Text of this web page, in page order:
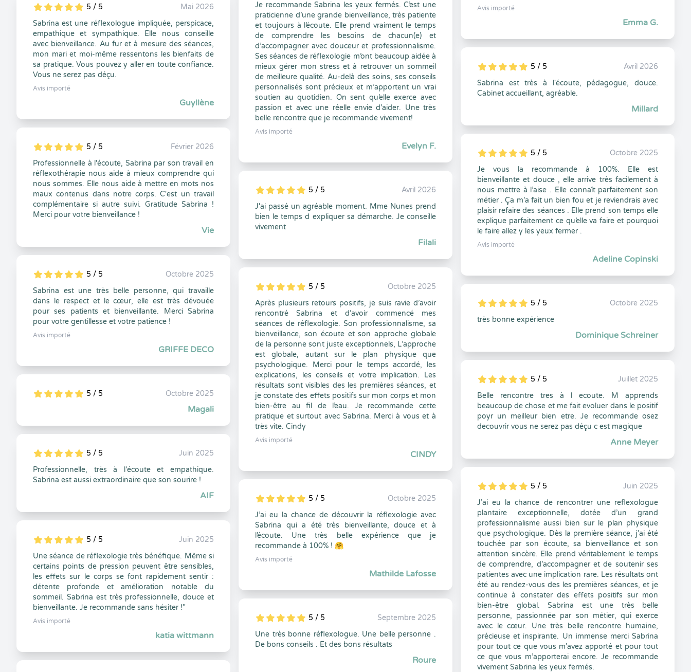
5
1
5
0 5 / 5
Mai 2026
Sabrina est une réflexologue impliquée, perspicace,
empathique et sympathique. Elle nous conseille
avec bienveillance. Au fur et à mesure des séances,
mon mari et moi-même ressentons les bienfaits de
sa pratique. Vous pouvez y aller en toute confiance.
Vous ne serez pas déçu.
Avis importé
Guyllène
5
1
5
0 5 / 5
Février 2026
Professionnelle à l'écoute, Sabrina par son travail en
réflexothérapie nous aide à mieux comprendre qui
nous sommes. Elle nous aide à mettre en mots nos
maux contenus dans notre corps. C'est un travail
complémentaire si autre suivi. Gratitude Sabrina !
Merci pour votre bienveillance !
Vie
5
1
5
0 5 / 5
Octobre 2025
Sabrina est une très belle personne, qui travaille
dans le respect et le cœur, elle est très dévouée
pour ses patients et bienveillante. Merci Sabrina
pour votre gentillesse et votre patience !
Avis importé
GRIFFE DECO
5
1
5
0 5 / 5 Octobre 2025
Magali
5
1
5
0 5 / 5
Juin 2025
Professionnelle, très à l'écoute et empathique.
Sabrina est aussi extraordinaire que son sourire !
AIF
5
1
5
0 5 / 5
Juin 2025
Une séance de réflexologie très bénéfique. Même si
certains points de pression peuvent être sensibles,
les effets sur le corps se font rapidement sentir :
détente profonde et amélioration notable du
sommeil. Sabrina est très professionnelle, douce et
bienveillante. Je recommande sans hésiter !”
Avis importé
katia wittmann
Je recommande Sabrina les yeux fermés. C’est une
praticienne d’une grande bienveillance, très patiente
et toujours à l’écoute. Elle prend vraiment le temps
de comprendre les besoins de chacun(e) et
d’accompagner avec douceur et professionnalisme.
Ses séances de réflexologie m’ont beaucoup aidée à
mieux gérer mon stress et à retrouver un sommeil
de meilleure qualité. Au-delà des soins, ses conseils
personnalisés sont précieux et m’apportent un vrai
soutien au quotidien. On sent qu’elle exerce avec
passion et avec une réelle envie d’aider. Une très
belle rencontre que je recommande vivement!
Avis importé
Evelyn F.
5
1
5
0 5 / 5
Avril 2026
J'ai passé un agréable moment. Mme Nunes prend
bien le temps d expliquer sa démarche. Je conseille
vivement
Filali
5
1
5
0 5 / 5
Octobre 2025
Après plusieurs retours positifs, je suis ravie d’avoir
rencontré Sabrina et d’avoir commencé mes
séances de réflexologie. Son professionnalisme, sa
bienveillance, son écoute et son approche globale
de la personne sont juste exceptionnels, L’approche
est globale, autant sur le plan physique que
psychologique. Merci pour le temps accordé, les
explications, les conseils et votre implication. Les
résultats sont visibles des les premières séances, et
je constate des effets positifs sur mon corps et mon
bien-être au fil de l’eau. Je recommande cette
pratique et surtout avec Sabrina. Merci à vous et à
très vite. Cindy
Avis importé
CINDY
5
1
5
0 5 / 5
Octobre 2025
J’ai eu la chance de découvrir la réflexologie avec
Sabrina qui a été très bienveillante, douce et à
l’écoute. Une très belle expérience que je
recommande à 100% ! 🤗
Avis importé
Mathilde Lafosse
5
1
5
0 5 / 5
Septembre 2025
Une très bonne réflexologue. Une belle personne .
De bons conseils . Et des bons résultats
Roure
Avis importé
Emma G.
5
1
5
0 5 / 5
Avril 2026
Sabrina est très à l'écoute, pédagogue, douce.
Cabinet accueillant, agréable.
Millard
5
1
5
0 5 / 5
Octobre 2025
Je vous la recommande à 100%. Elle est
bienveillante et douce , elle arrive très facilement à
nous mettre à l’aise . Elle connaît parfaitement son
métier . Ça m’a fait un bien fou et je reviendrais avec
plaisir refaire des séances . Elle prend son temps elle
explique parfaitement ce qu’elle va faire et pourquoi
le faire allez y les yeux fermer .
Avis importé
Adeline Copinski
5
1
5
0 5 / 5
Octobre 2025
très bonne expérience
Dominique Schreiner
5
1
5
0 5 / 5
Juillet 2025
Belle rencontre tres à l ecoute. M apprends
beaucoup de chose et me fait evoluer dans le positif
poyr un meilleur bien etre. Je recommande osez
decouvrir vous ne serez pas déçu c est magique
Anne Meyer
5
1
5
0 5 / 5
Juin 2025
J’ai eu la chance de rencontrer une reflexologue
plantaire exceptionnelle, dotée d’un grand
professionnalisme aussi bien sur le plan physique
que psychologique. Dès la première séance, j’ai été
touchée par son écoute, sa bienveillance et son
attention sincère. Elle prend véritablement le temps
de comprendre, d’accompagner et de soutenir ses
patientes avec une implication rare. Les résultats ont
été au rendez-vous des les premières séances, et je
continue à constater des effets positifs sur mon
bien-être global. Sabrina est une très belle
personne, passionnée par son métier, qui exerce
avec le cœur. Une très belle rencontre humaine,
précieuse et inspirante. Un immense merci Sabrina
pour tout ce que vous m’avez apporté et pour tout
ce que vous m’apporterai encore. Je recommande
vivement Sabrina les yeux fermés.